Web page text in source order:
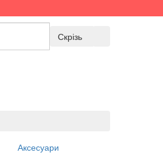
Скрізь
Аксесуари